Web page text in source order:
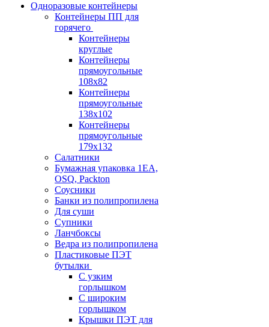
Одноразовые контейнеры
Контейнеры ПП для
горячего
Контейнеры
круглые
Контейнеры
прямоугольные
108х82
Контейнеры
прямоугольные
138х102
Контейнеры
прямоугольные
179х132
Салатники
Бумажная упаковка 1ЕА,
OSQ, Packton
Соусники
Банки из полипропилена
Для суши
Супники
Ланчбоксы
Ведра из полипропилена
Пластиковые ПЭТ
бутылки
С узким
горлышком
С широким
горлышком
Крышки ПЭТ для